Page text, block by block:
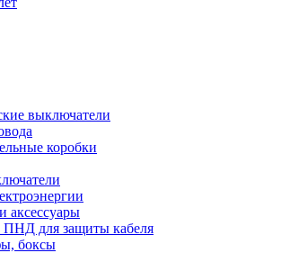
выключатели
коробки
аксессуары
для защиты кабеля
боксы